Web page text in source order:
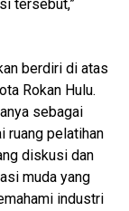
tersebut,”
berdiri di atas
Rokan Hulu.
sebagai
ruang pelatihan
diskusi dan
muda yang
industri